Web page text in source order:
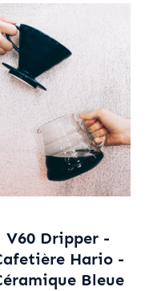
V60 Dripper -
Hario -
Bleue